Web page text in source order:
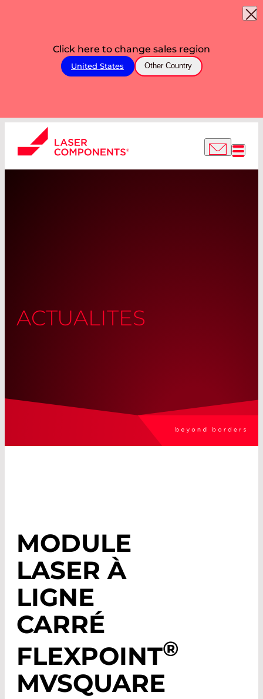
Click here to change sales region
United States Other Country
ACTUALITES
MODULE
LASER À
LIGNE
CARRÉ
FLEXPOINT®
MVSQUARE